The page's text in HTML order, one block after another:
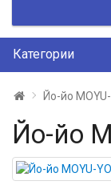
Категории
Йо-йо
Йо-йо